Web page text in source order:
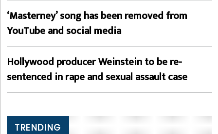
‘Masterney’ song has been removed from
YouTube and social media
Hollywood producer Weinstein to be re-
sentenced in rape and sexual assault case
TRENDING